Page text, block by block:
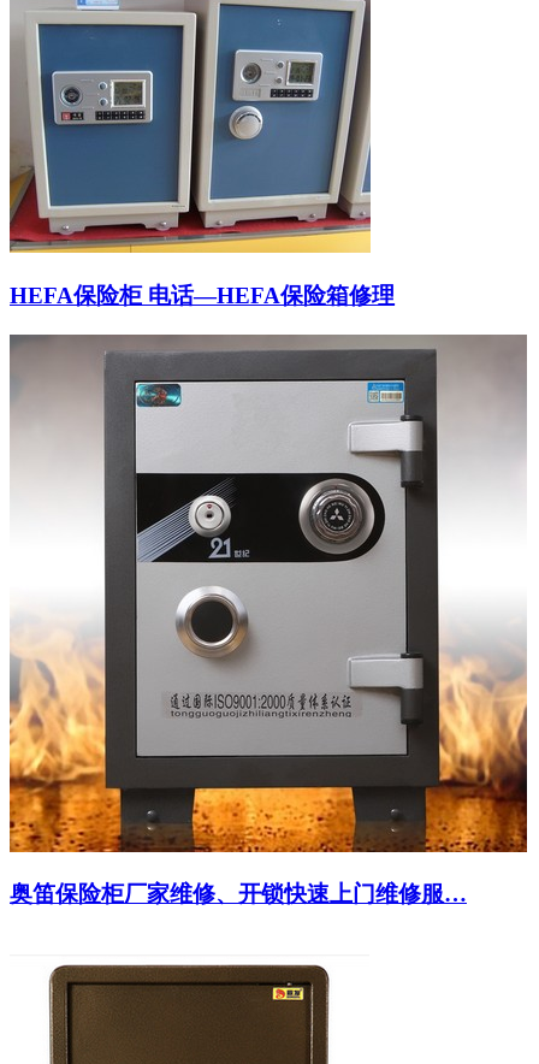
HEFA保险柜 电话—HEFA保险箱修理
奥笛保险柜厂家维修、开锁快速上门维修服…